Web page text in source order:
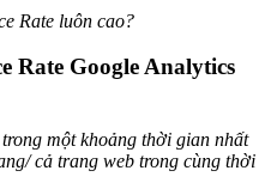
Rate luôn cao?
Rate Google Analytics
một khoảng thời gian nhất
cả trang web trong cùng thời